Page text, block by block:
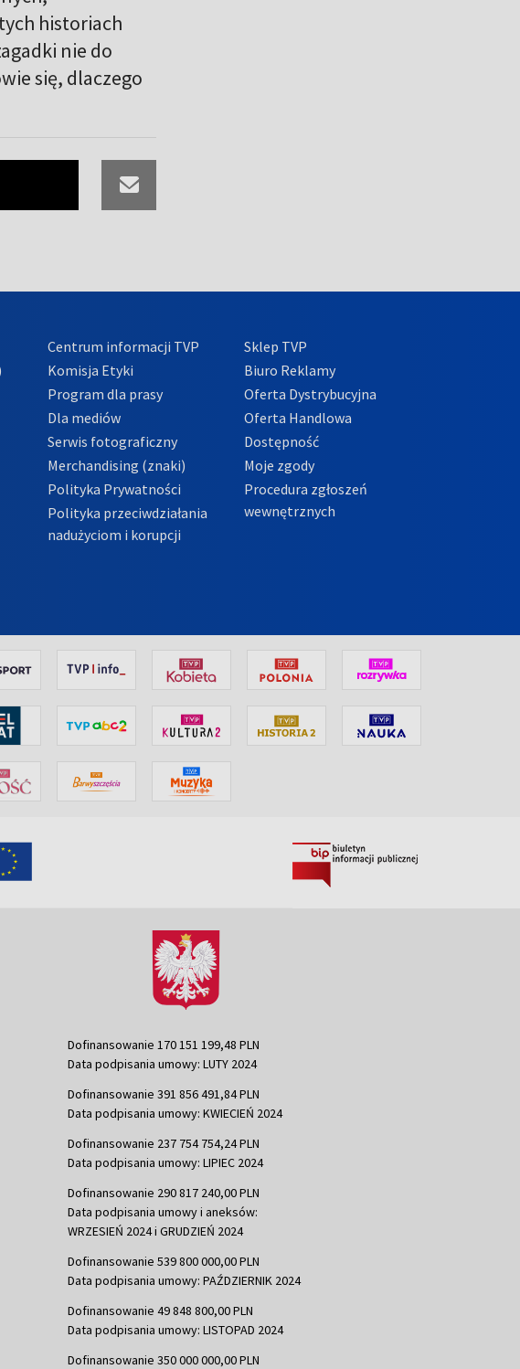
historiach
nie do
się, dlaczego
Centrum informacji TVP
Komisja Etyki
Program dla prasy
Dla mediów
Serwis fotograficzny
Merchandising (znaki)
Polityka Prywatności
Polityka przeciwdziałania
nadużyciom i korupcji
Sklep TVP
Biuro Reklamy
Oferta Dystrybucyjna
Oferta Handlowa
Dostępność
Moje zgody
Procedura zgłoszeń
wewnętrznych
Dofinansowanie 170 151 199,48 PLN
Data podpisania umowy: LUTY 2024
Dofinansowanie 391 856 491,84 PLN
Data podpisania umowy: KWIECIEŃ 2024
Dofinansowanie 237 754 754,24 PLN
Data podpisania umowy: LIPIEC 2024
Dofinansowanie 290 817 240,00 PLN
Data podpisania umowy i aneksów:
WRZESIEŃ 2024 i GRUDZIEŃ 2024
Dofinansowanie 539 800 000,00 PLN
Data podpisania umowy: PAŹDZIERNIK 2024
Dofinansowanie 49 848 800,00 PLN
Data podpisania umowy: LISTOPAD 2024
Dofinansowanie 350 000 000,00 PLN